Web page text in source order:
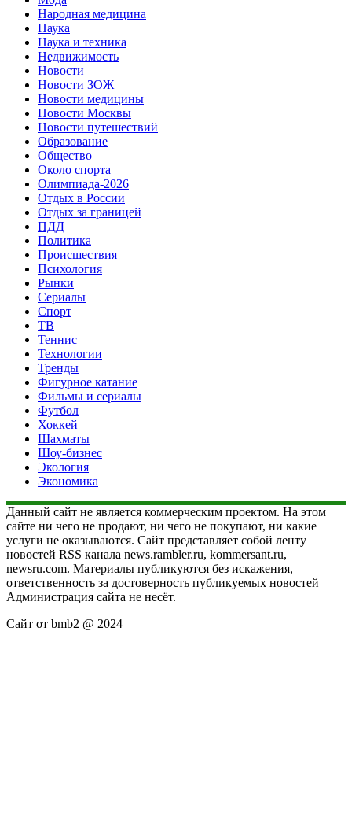
Народная медицина
Наука
Наука и техника
Недвижимость
Новости
Новости ЗОЖ
Новости медицины
Новости Москвы
Новости путешествий
Образование
Общество
Около спорта
Олимпиада-2026
Отдых в России
Отдых за границей
ПДД
Политика
Происшествия
Психология
Рынки
Сериалы
Спорт
ТВ
Теннис
Технологии
Тренды
Фигурное катание
Фильмы и сериалы
Футбол
Хоккей
Шахматы
Шоу-бизнес
Экология
Экономика
Данный сайт не является коммерческим проектом. На этом
сайте ни чего не продают, ни чего не покупают, ни какие
услуги не оказываются. Сайт представляет собой ленту
новостей RSS канала news.rambler.ru, kommersant.ru,
newsru.com. Материалы публикуются без искажения,
ответственность за достоверность публикуемых новостей
Администрация сайта не несёт.
Сайт от bmb2 @ 2024